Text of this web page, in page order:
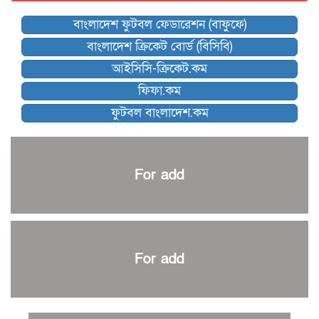
কিংস অ্যারেনায় ফাইনাল খেলবে না মোহামেডান!
কিউট-ডিআরইউ দাবায় মোরসালিন চ্যাম্পিয়ন
ব্রাদার্সকে হারিয়ে ফাইনালে মোহামেডান
নেইমারকে নিয়েই বিশ্বকাপে ব্রাজিলের প্রাথমিক স্কোয়াড
আর্জেন্টিনার ৫৫ সদস্যের প্রাথমিক দল ঘোষণা
পাকিস্তানের বিপক্ষে ঐতিহাসিক জয়ে ক্রীড়া প্রতিমন্ত্রীর অভিনন্দন
শান্ত-মুমিনুলদের ব্যাটে প্রথম দিন বাংলাদেশের
প্রচার বিমুখ এক ক্রীড়া অন্তপ্রাণ সংগঠক
বাংলাদেশ ফুটবল ফেডারেশন (বাফুফে)
বাংলাদেশ ক্রিকেট বোর্ড (বিসিবি)
আইসিসি-ক্রিকেট.কম
ফিফা.কম
ফুটবল বাংলাদেশ.কম
For add
For add